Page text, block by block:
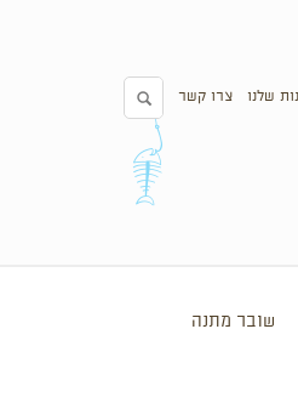
שלנו צרו קשר
שובר מתנה